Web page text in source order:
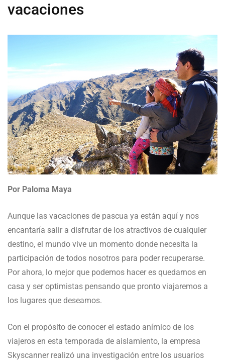
vacaciones
Por Paloma Maya
Aunque las vacaciones de pascua ya están aquí y nos
encantaría salir a disfrutar de los atractivos de cualquier
destino, el mundo vive un momento donde necesita la
participación de todos nosotros para poder recuperarse.
Por ahora, lo mejor que podemos hacer es quedarnos en
casa y ser optimistas pensando que pronto viajaremos a
los lugares que deseamos.
Con el propósito de conocer el estado anímico de los
viajeros en esta temporada de aislamiento, la empresa
Skyscanner realizó una investigación entre los usuarios